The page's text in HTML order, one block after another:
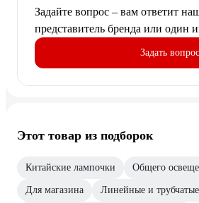
Задайте вопрос – вам ответит
представитель бренда или один
Задать вопрос
Этот товар из подборок
Китайские лампочки Общего
Для магазина Линейные и трубчатые